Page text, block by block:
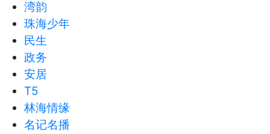
湾韵
珠海少年
民生
政务
安居
T5
林海情缘
名记名播